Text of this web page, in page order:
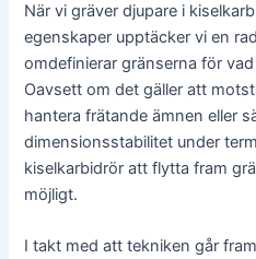
När vi gräver djupare i
egenskaper upptäcker vi en
omdefinierar gränserna för
Oavsett om det gäller att
hantera frätande ämnen eller
dimensionsstabilitet under
kiselkarbidrör att flytta fram
möjligt.
I takt med att tekniken går